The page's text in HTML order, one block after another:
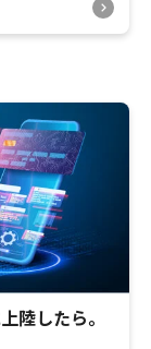
陸したら。